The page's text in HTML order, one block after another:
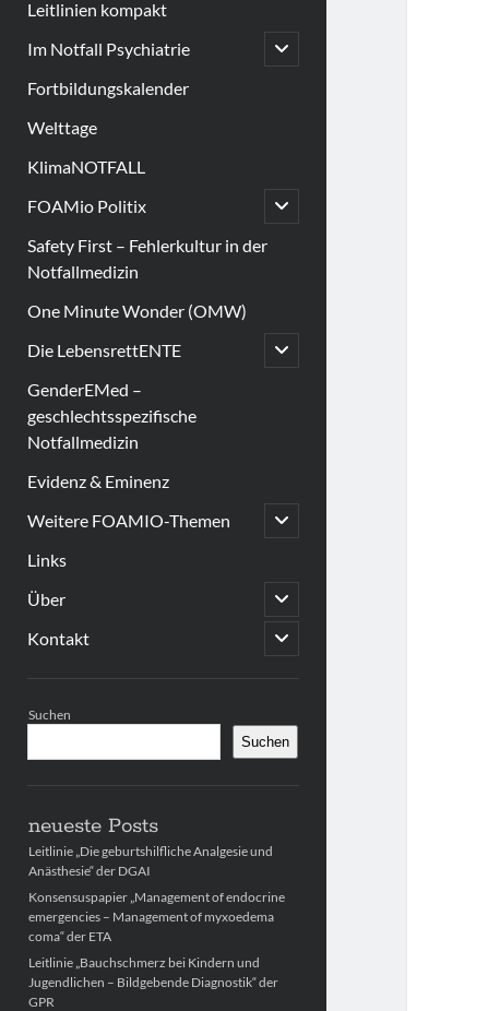
Leitlinien kompakt
Im Notfall Psychiatrie
open
child
Fortbildungskalender
Welttage
KlimaNOTFALL
FOAMio Politix
open
child
Safety First – Fehlerkultur in der
Notfallmedizin
One Minute Wonder (OMW)
Die LebensrettENTE
open
child
GenderEMed –
geschlechtsspezifische
Notfallmedizin
Evidenz & Eminenz
Weitere FOAMIO-Themen
open
child
Links
Über
open
child
menu
Kontakt
open
child
Suchen
Suchen
neueste Posts
Leitlinie „Die geburtshilfliche Analgesie und
Anästhesie“ der DGAI
Konsensuspapier „Management of endocrine
emergencies – Management of myxoedema
coma“ der ETA
Leitlinie „Bauchschmerz bei Kindern und
Jugendlichen – Bildgebende Diagnostik“ der
GPR